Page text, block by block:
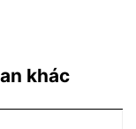
khác